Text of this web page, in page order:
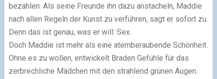
bezahlen. Als seine Freunde ihn dazu anstacheln, Maddie
nach allen Regeln der Kunst zu verführen, sagt er sofort zu.
Denn das ist genau, was er will: Sex.
Doch Maddie ist mehr als eine atemberaubende Schönheit.
Ohne es zu wollen, entwickelt Braden Gefühle für das
zerbrechliche Mädchen mit den strahlend grünen Augen.